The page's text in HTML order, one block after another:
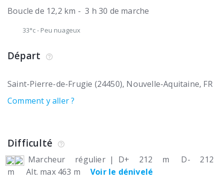
Boucle de 12,2 km - 3 h 30 de marche
33°c- Peu nuageux
Départ
Saint-Pierre-de-Frugie (24450) Nouvelle-Aquitaine FR
Comment y aller ?
Difficulté
Marcheur régulier | D+ 212 m
D- 212
m
Alt. max 463 m Voir le dénivelé